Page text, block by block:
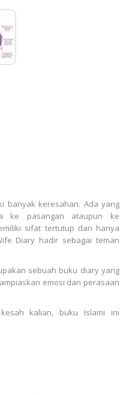
banyak keresahan. Ada yang
ke pasangan ataupun ke
sifat tertutup dan hanya
Diary hadir sebagai teman
sebuah buku diary yang
emosi dan perasaan
kalian, buku Islami ini